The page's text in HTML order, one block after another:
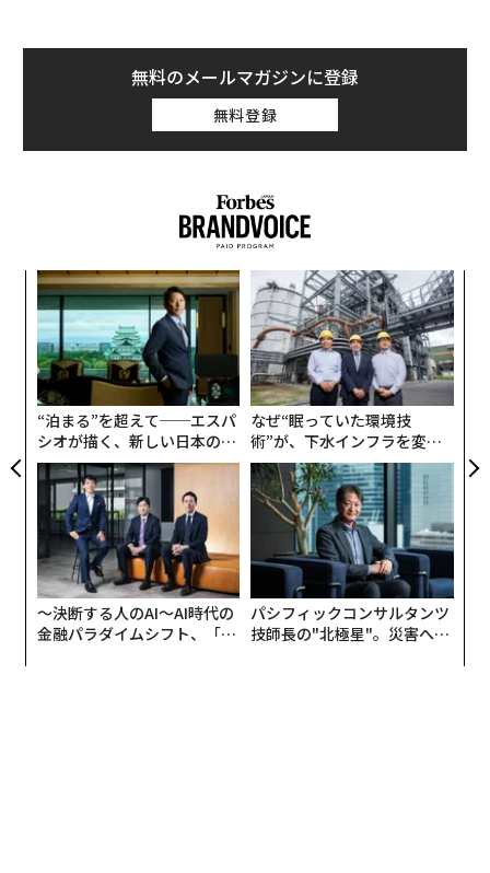
無料のメールマガジンに登録
無料登録
“泊まる”を超えて──エスパ
シオが描く、新しい日本のラ
グジュアリー（前編）
なぜ“眠っていた環境技
術”が、下水インフラを変え
たのか──産総研×月島JFE
アクアソリューションの10年
〜決断する人のAI〜AI時代の
金融パラダイムシフト、「超
パシフィックコンサルタンツ
技師長の"北極星"。災害への